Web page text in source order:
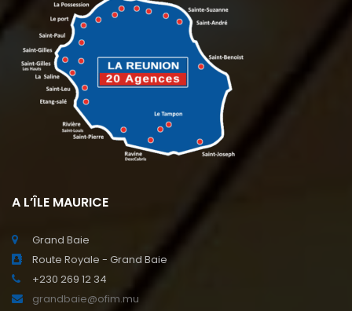
A L’ÎLE MAURICE
Grand Baie
Route Royale - Grand Baie
+230 269 12 34
grandbaie@ofim.mu